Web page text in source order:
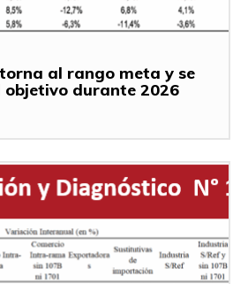
al rango meta y se
durante 2026